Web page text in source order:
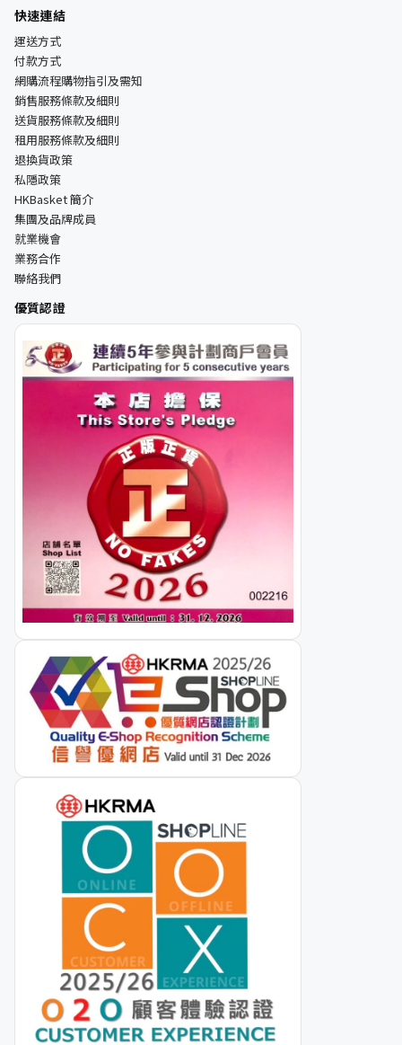
快速連結
運送方式
付款方式
網購流程購物指引及需知
銷售服務條款及細則
送貨服務條款及細則
租用服務條款及細則
退換貨政策
私隱政策
HKBasket 簡介
集團及品牌成員
就業機會
業務合作
聯絡我們
優質認證